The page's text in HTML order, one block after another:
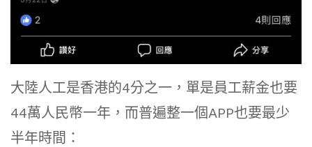
大陸人工是香港的4分之一，單是員工薪金也要
44萬人民幣一年，而普遍整一個APP也要最少
半年時間：